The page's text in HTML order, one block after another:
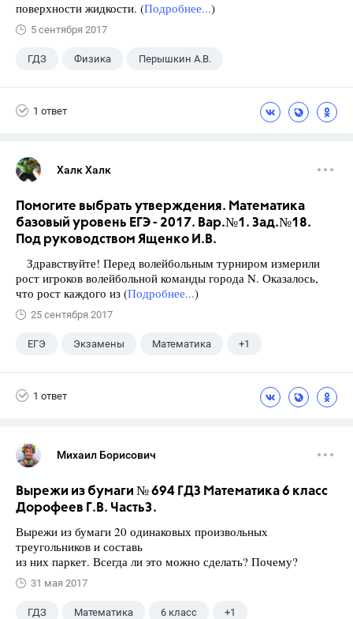
поверхности жидкости. (Подробнее...)
5 сентября 2017
ГДЗ Физика Перышкин А.В.
1 ответ
Халк Халк
Помогите выбрать утверждения. Математика
базовый уровень ЕГЭ - 2017. Вар.№1. Зад.№18.
Под руководством Ященко И.В.
Здравствуйте! Перед волейбольным турниром измерили
рост игроков волейбольной команды города N. Оказалось,
что рост каждого из (Подробнее...)
25 сентября 2017
ЕГЭ Экзамены Математика +1
1 ответ
Михаил Борисович
Вырежи из бумаги № 694 ГДЗ Математика 6 класс
Дорофеев Г.В. Часть3.
Вырежи из бумаги 20 одинаковых произвольных
треугольников и составь
из них паркет. Всегда ли это можно сделать? Почему?
31 мая 2017
ГДЗ Математика 6 класс +1